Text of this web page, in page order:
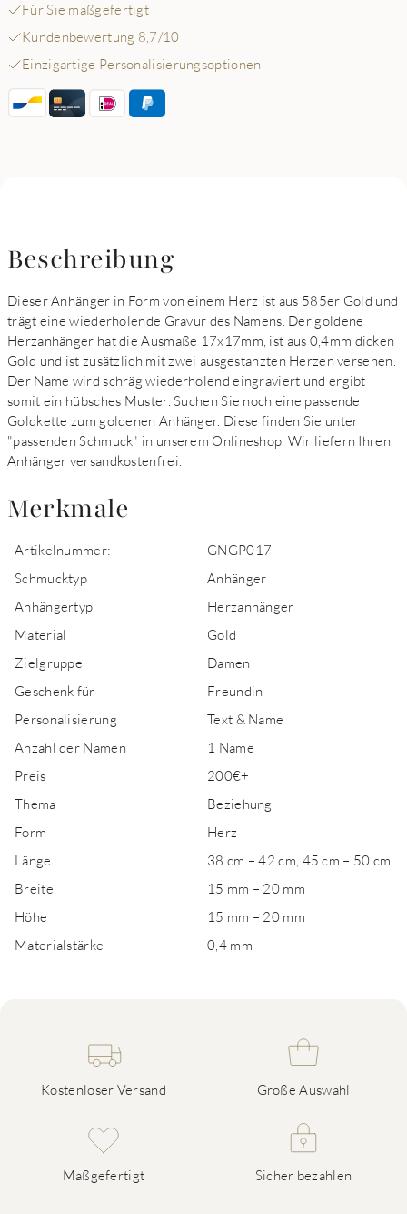
Für Sie maßgefertigt
Kundenbewertung 8,7/10
Einzigartige Personalisierungsoptionen
Beschreibung
Dieser Anhänger in Form von einem Herz ist aus 585er Gold und
trägt eine wiederholende Gravur des Namens. Der goldene
Herzanhänger hat die Ausmaße 17x17mm, ist aus 0,4mm dicken
Gold und ist zusätzlich mit zwei ausgestanzten Herzen versehen.
Der Name wird schräg wiederholend eingraviert und ergibt
somit ein hübsches Muster. Suchen Sie noch eine passende
Goldkette zum goldenen Anhänger. Diese finden Sie unter
"passenden Schmuck" in unserem Onlineshop. Wir liefern Ihren
Anhänger versandkostenfrei.
Merkmale
Artikelnummer:
GNGP017
Schmucktyp
Anhänger
Anhängertyp
Herzanhänger
Material
Gold
Zielgruppe
Damen
Geschenk für
Freundin
Personalisierung
Text & Name
Anzahl der Namen
1 Name
Preis
200€+
Thema
Beziehung
Form
Herz
Länge
38 cm – 42 cm, 45 cm – 50 cm
Breite
15 mm – 20 mm
Höhe
15 mm – 20 mm
Materialstärke
0,4 mm
Kostenloser Versand Große Auswahl
Maßgefertigt Sicher bezahlen